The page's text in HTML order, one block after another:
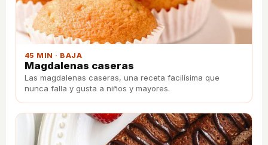
45 MIN · BAJA
Magdalenas caseras
Las magdalenas caseras, una receta facilí­sima que
nunca falla y gusta a niños y mayores.